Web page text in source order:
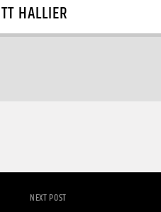
HALLIER
NEXT POST